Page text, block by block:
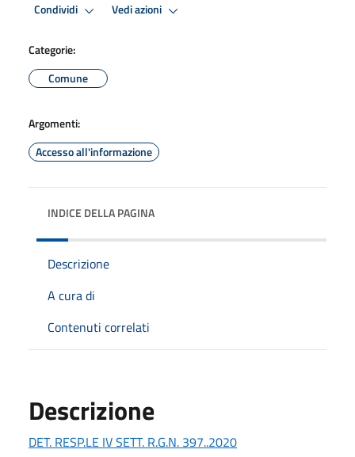
Condividi Vedi azioni
Categorie:
Comune
Argomenti:
Accesso all'informazione
INDICE DELLA PAGINA
Descrizione
A cura di
Contenuti correlati
Descrizione
DET. RESP.LE IV SETT. R.G.N. 397..2020